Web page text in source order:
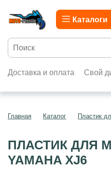
Каталоги
Доставка и оплата Свой
Главная Каталог Пластик
ПЛАСТИК ДЛЯ
YAMAHA XJ6